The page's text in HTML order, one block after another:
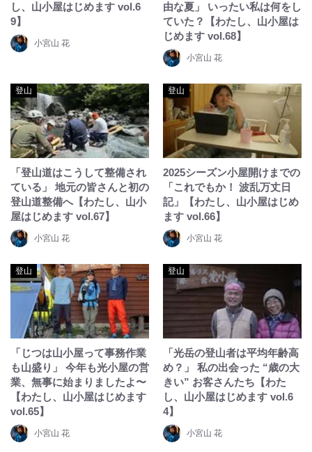
し、山小屋はじめます vol.6
9】
小宮山 花
由な夏」 いったい私は何をし
ていた？【わたし、山小屋は
じめます vol.68】
小宮山 花
登山
「登山道はこうして整備され
ている」 地元の皆さんと初の
登山道整備へ【わたし、山小
屋はじめます vol.67】
小宮山 花
登山
2025シーズン小屋開けまでの
「これでもか！ 波乱万丈日
記」【わたし、山小屋はじめ
ます vol.66】
小宮山 花
登山
「じつは山小屋って事務作業
も山盛り」 今年も光小屋の営
業、無事に始まりましたよ〜
【わたし、山小屋はじめます
vol.65】
小宮山 花
登山
「光岳の登山者は平均年齢高
め？」 私の出会った “歳の大
きい” お客さんたち【わた
し、山小屋はじめます vol.6
4】
小宮山 花